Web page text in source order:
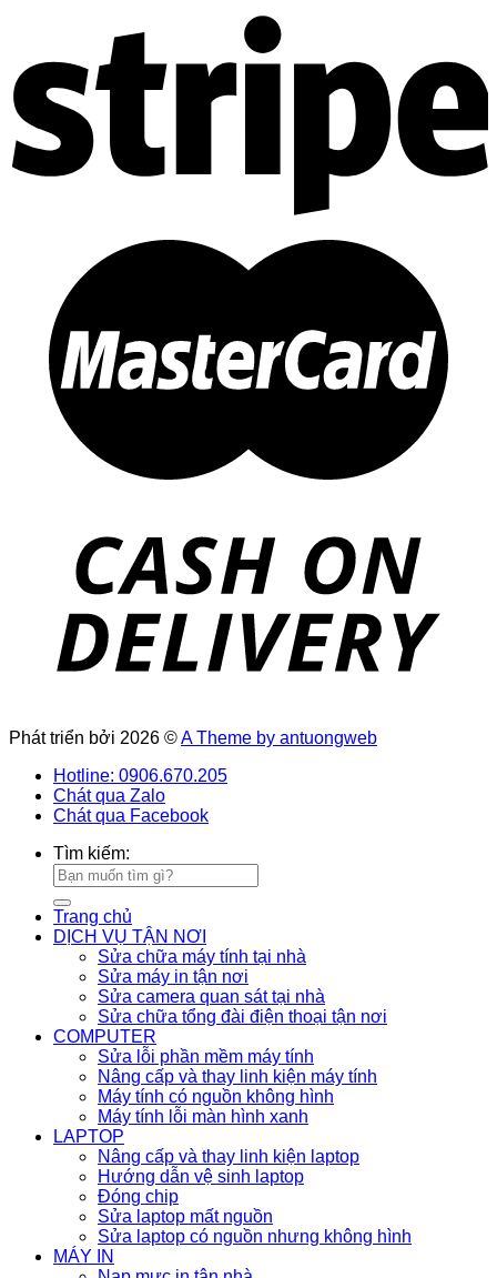
Phát triển bởi 2026 ©A Theme by antuongweb
Hotline: 0906.670.205
Chát qua Zalo
Chát qua Facebook
Tìm kiếm:
Trang chủ
DỊCH VỤ TẬN NƠI
Sửa chữa máy tính tại nhà
Sửa máy in tận nơi
Sửa camera quan sát tại nhà
Sửa chữa tổng đài điện thoại tận nơi
COMPUTER
Sửa lỗi phần mềm máy tính
Nâng cấp và thay linh kiện máy tính
Máy tính có nguồn không hình
Máy tính lỗi màn hình xanh
LAPTOP
Nâng cấp và thay linh kiện laptop
Hướng dẫn vệ sinh laptop
Đóng chip
Sửa laptop mất nguồn
Sửa laptop có nguồn nhưng không hình
MÁY IN